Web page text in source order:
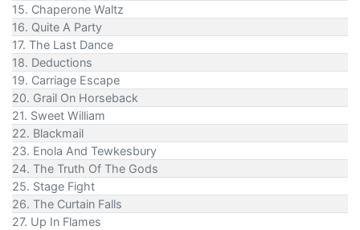
15. Chaperone Waltz
16. Quite A Party
17. The Last Dance
18. Deductions
19. Carriage Escape
20. Grail On Horseback
21. Sweet William
22. Blackmail
23. Enola And Tewkesbury
24. The Truth Of The Gods
25. Stage Fight
26. The Curtain Falls
27. Up In Flames